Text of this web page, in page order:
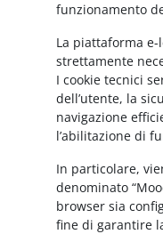
funzionamento
La piattaforma
strettamente
I cookie tecnici
dell’utente, la
navigazione
l’abilitazione di
In particolare,
denominato
browser sia
fine di garantire